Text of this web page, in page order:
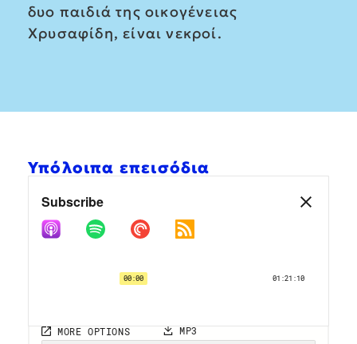
δυο παιδιά της οικογένειας
Χρυσαφίδη, είναι νεκροί.
Υπόλοιπα επεισόδια